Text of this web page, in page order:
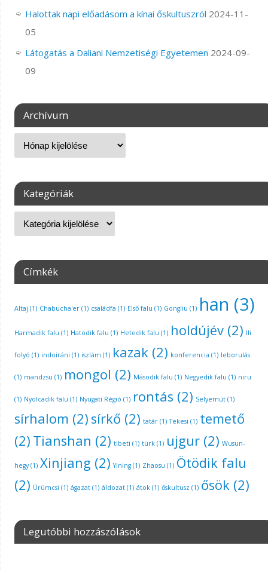
Halottak napi előadásom a kínai őskultuszról 2024-11-
05
Látogatás a Daliani Nemzetiségi Egyetemen 2024-09-
09
Archívum
Kategóriák
Címkék
Altaj (1) Chabucha'er(1) családfa (1) Első falu (1) Gongliu (1) han (3)
Harmadik falu (1) Hatodik falu (1) Hetedik falu (1) holdújév(2) Ili
folyó (1) indoiráni (1) iszlám (1) kazak (2) konferencia (1) leborulás
(1) mandzsu (1) mongol (2) Második falu (1) Negyedik falu (1) niru
(1) Nyolcadik falu (1) Nyugati Régió (1) rontás (2) Selyemút(1)
sírhalom (2) sírkő (2) tatár(1) Tekesi (1) temető
(2) Tianshan (2) tibeti (1) türk(1) ujgur(2) Wusun-
hegy(1) Xinjiang (2) Yining(1) Zhaosu (1) Ötödik falu
(2) Ürümcsi (1) ágazat(1) áldozat(1) átok(1) őskultusz (1) ősök (2)
Legutóbbi hozzászólások